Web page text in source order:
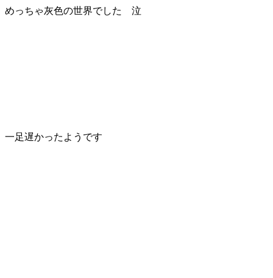
めっちゃ灰色の世界でした 泣
一足遅かったようです